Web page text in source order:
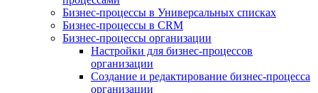
Бизнес-процессы в Универсальных списках
Бизнес-процессы в CRM
Бизнес-процессы организации
Настройки для бизнес-процессов
организации
Создание и редактирование бизнес-процесса
организации